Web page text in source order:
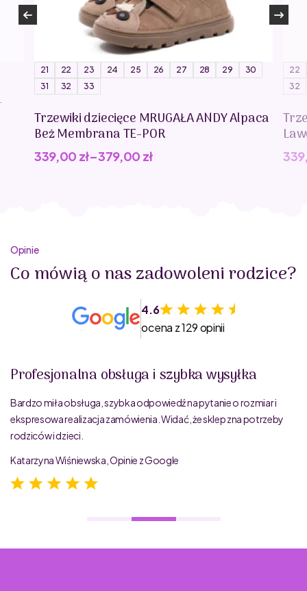
21 22 23 24 25 26 27 28 29
30
31
32 33
Trzewiki dziecięce MRUGAŁA ANDY Alpaca
Beż Membrana TE-POR
339,00 zł–379,00 zł
22
32
Opinie
Co mówią o nas zadowoleni rodzice?
4.6
ocena z 129 opinii
Profesjonalna obsługa i szybka wysyłka
Bardzo miła obsługa, szybka odpowiedź na pytanie o rozmiar i
ekspresowa realizacja zamówienia. Widać, że sklep zna potrzeby
rodziców i dzieci.
Katarzyna Wiśniewska, Opinie z Google